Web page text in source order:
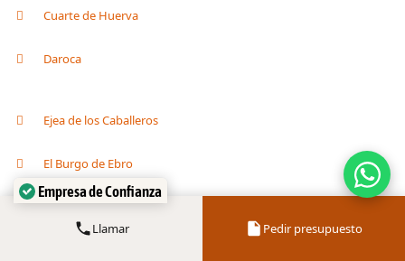
Cuarte de Huerva
Daroca
Ejea de los Caballeros
El Burgo de Ebro
Épila
Llamar Pedir presupuesto
Empresa de Confianza
Verificado por:Trustindex